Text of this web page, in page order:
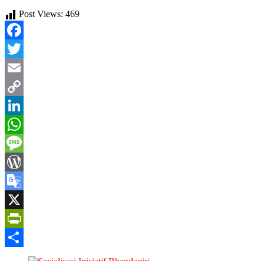
Post Views: 469
Facebook
Twitter
Email
Copy
Link
LinkedIn
WhatsApp
Message
WordPress
Google
Translate
X
PrintFriendly